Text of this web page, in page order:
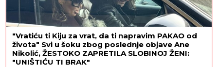
"Vratiću ti Kiju za vrat, da ti napravim PAKAO od
života" Svi u šoku zbog poslednje objave Ane
Nikolić, ŽESTOKO ZAPRETILA SLOBINOJ ŽENI:
"UNIŠTIĆU TI BRAK"